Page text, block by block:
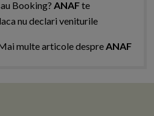
Booking? ANAFte
nu declari veniturile
multe articole despreANAF